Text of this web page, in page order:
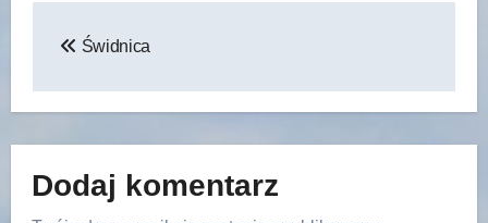
Świdnica
Dodaj komentarz